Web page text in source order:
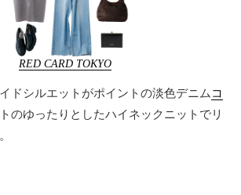
RED CARD TOKYO
ドシルエットがポイントの淡色デニム コ
のゆったりとしたハイネックニットでリ